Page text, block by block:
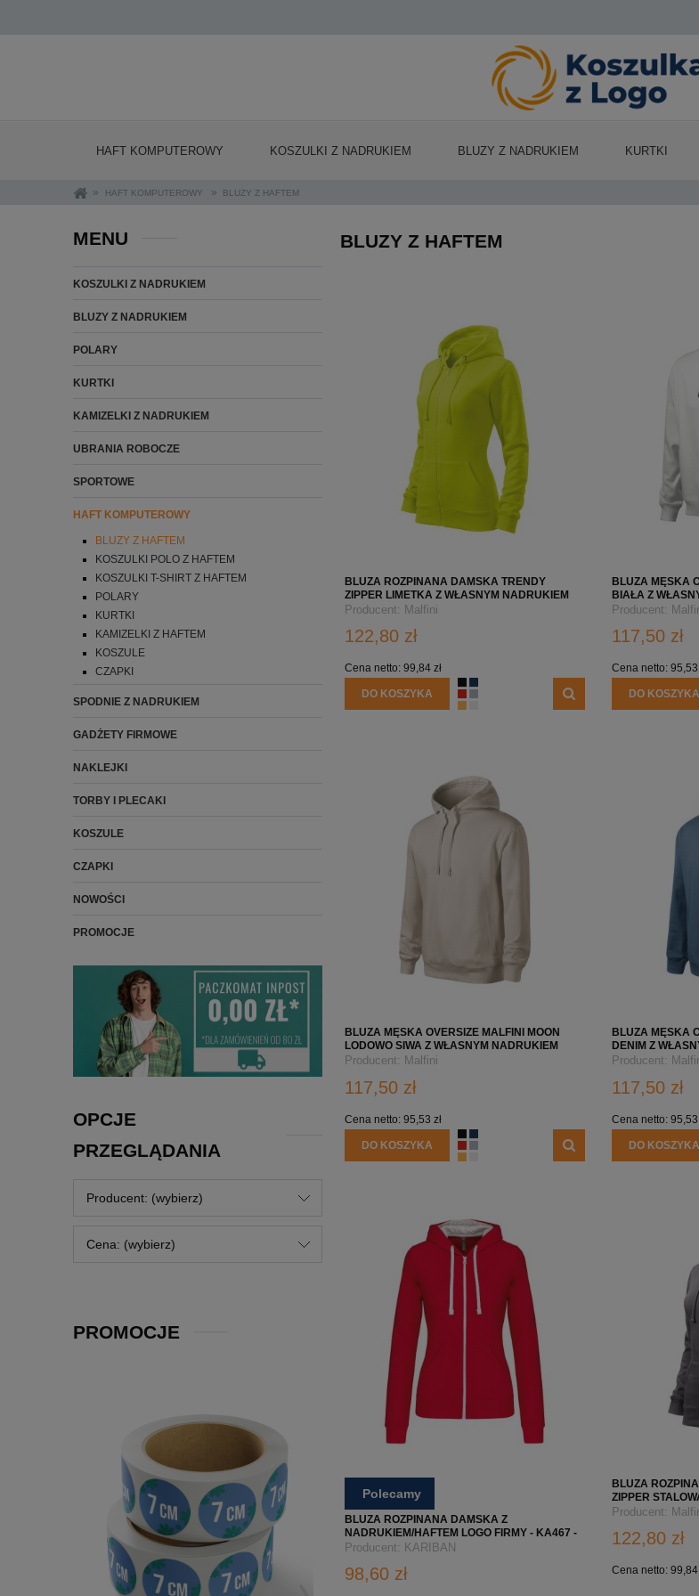
HAFT KOMPUTEROWY KOSZULKI Z NADRUKIEM BLUZY Z NADRUKIEM KURTKI
» HAFT KOMPUTEROWY » BLUZY Z HAFTEM
MENU
KOSZULKI Z NADRUKIEM
BLUZY Z NADRUKIEM
POLARY
KURTKI
KAMIZELKI Z NADRUKIEM
UBRANIA ROBOCZE
SPORTOWE
HAFT KOMPUTEROWY
BLUZY Z HAFTEM
KOSZULKI POLO Z HAFTEM
KOSZULKI T-SHIRT Z HAFTEM
POLARY
KURTKI
KAMIZELKI Z HAFTEM
KOSZULE
CZAPKI
SPODNIE Z NADRUKIEM
GADŻETY FIRMOWE
NAKLEJKI
TORBY I PLECAKI
KOSZULE
CZAPKI
NOWOŚCI
PROMOCJE
OPCJE
PRZEGLĄDANIA
Producent: (wybierz)
Cena: (wybierz)
PROMOCJE
BLUZY Z HAFTEM
BLUZA ROZPINANA DAMSKA TRENDY
ZIPPER LIMETKA Z WŁASNYM NADRUKIEM
LOGO FIRMY
Producent: Malfini
122,80 zł
Cena netto: 99,84 zł
DO KOSZYKA
BLUZA MĘSKA
BIAŁA Z
Producent:
117,50 zł
Cena netto: 95,53
DO KOSZYKA
BLUZA MĘSKA OVERSIZE MALFINI MOON
LODOWO SIWA Z WŁASNYM NADRUKIEM
LOGO FIRMY
Producent: Malfini
117,50 zł
Cena netto: 95,53 zł
DO KOSZYKA
BLUZA MĘSKA
DENIM Z
Producent:
117,50 zł
Cena netto: 95,53
DO KOSZYKA
Polecamy
BLUZA ROZPINANA DAMSKA Z
NADRUKIEM/HAFTEM LOGO FIRMY - KA467 -
CZERWONO/BIAŁA
Producent: KARIBAN
98,60 zł
BLUZA
ZIPPER
LOGO FIRMY
Producent:
122,80 zł
Cena netto: 99,84